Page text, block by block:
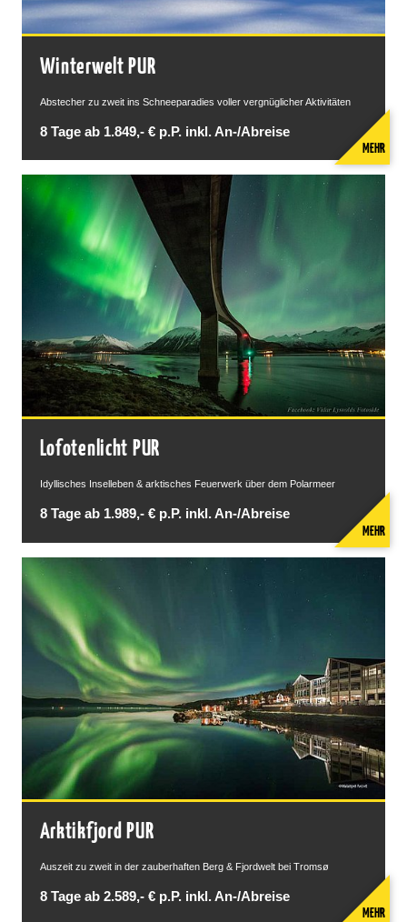
Winterwelt PUR
Abstecher zu zweit ins Schneeparadies voller vergnüglicher Aktivitäten
8 Tage ab 1.849,- € p.P. inkl. An-/Abreise
MEHR
Lofotenlicht PUR
Idyllisches Inselleben & arktisches Feuerwerk über dem Polarmeer
8 Tage ab 1.989,- € p.P. inkl. An-/Abreise
MEHR
Arktikfjord PUR
Auszeit zu zweit in der zauberhaften Berg & Fjordwelt bei Tromsø
8 Tage ab 2.589,- € p.P. inkl. An-/Abreise
MEHR